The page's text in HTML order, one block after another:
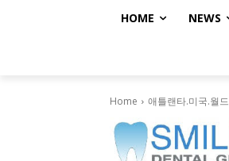
HOME NEWS
Home 애틀랜타.미국.월드